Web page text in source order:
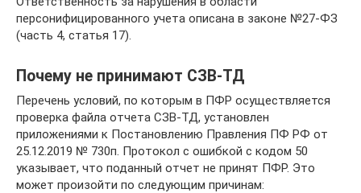
персонифицированного учета описана в законе №27-ФЗ
(часть 4, статья 17).
Почему не принимают СЗВ-ТД
Перечень условий, по которым в ПФР осуществляется
проверка файла отчета СЗВ-ТД, установлен
приложениями к Постановлению Правления ПФ РФ от
25.12.2019 № 730п. Протокол с ошибкой с кодом 50
указывает, что поданный отчет не принят ПФР. Это
может произойти по следующим причинам: